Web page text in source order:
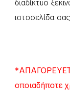
διαδίκτυο
ιστοσελίδα
οποιαδήποτε